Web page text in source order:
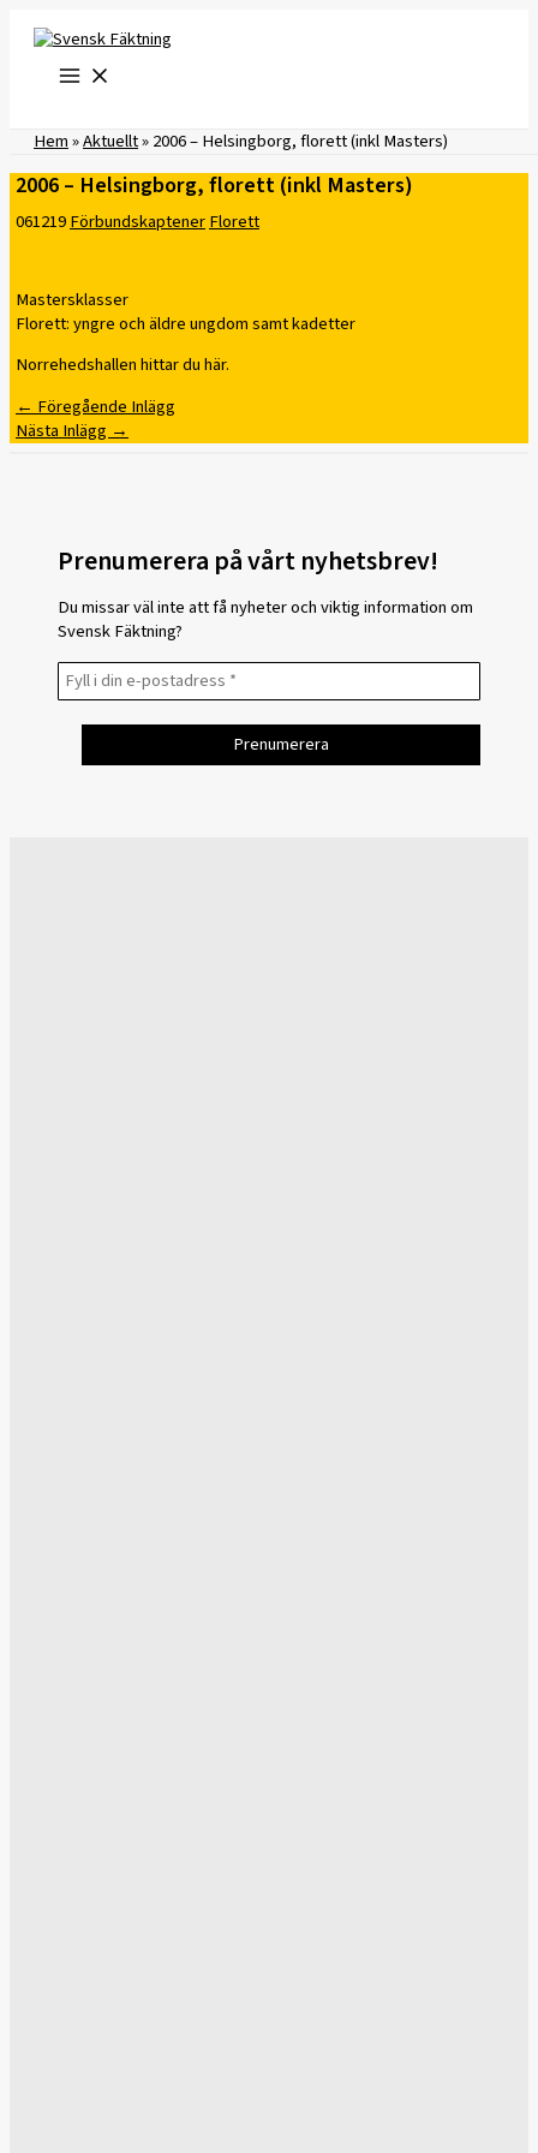
innehåll
Hem»Aktuellt»2006 – Helsingborg, florett (inkl Masters)
2006 – Helsingborg, florett (inkl Masters)
061219FörbundskaptenerFlorett
Mastersklasser
Florett: yngre och äldre ungdom samt kadetter
Norrehedshallen hittar du här.
← Föregående Inlägg
Nästa Inlägg →
Prenumerera på vårt nyhetsbrev!
Du missar väl inte att få nyheter och viktig information om
Svensk Fäktning?